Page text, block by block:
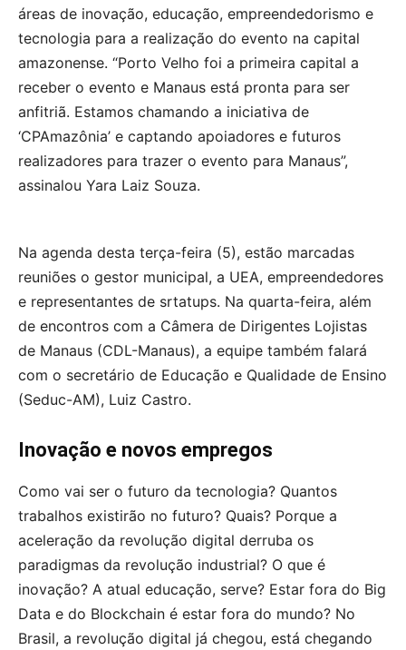
áreas de inovação, educação, empreendedorismo e
tecnologia para a realização do evento na capital
amazonense. “Porto Velho foi a primeira capital a
receber o evento e Manaus está pronta para ser
anfitriã. Estamos chamando a iniciativa de
‘CPAmazônia’ e captando apoiadores e futuros
realizadores para trazer o evento para Manaus”,
assinalou Yara Laiz Souza.
Na agenda desta terça-feira (5), estão marcadas
reuniões o gestor municipal, a UEA, empreendedores
e representantes de srtatups. Na quarta-feira, além
de encontros com a Câmera de Dirigentes Lojistas
de Manaus (CDL-Manaus), a equipe também falará
com o secretário de Educação e Qualidade de Ensino
(Seduc-AM), Luiz Castro.
Inovação e novos empregos
Como vai ser o futuro da tecnologia? Quantos
trabalhos existirão no futuro? Quais? Porque a
aceleração da revolução digital derruba os
paradigmas da revolução industrial? O que é
inovação? A atual educação, serve? Estar fora do Big
Data e do Blockchain é estar fora do mundo? No
Brasil, a revolução digital já chegou, está chegando